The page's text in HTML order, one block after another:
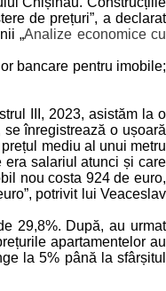
de prețuri”, a declarat
„Analize economice cu
bancare pentru imobile;
III, 2023, asistăm la o
înregistrează o ușoară
mediu al unui metru
era salariul atunci și care
nou costa 924 de euro,
potrivit lui Veaceslav
29,8%. După, au urmat
apartamentelor au
la 5% până la sfârșitul